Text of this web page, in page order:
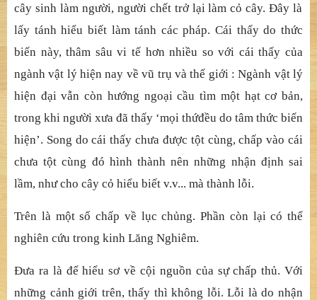
cây sinh làm người, người chết trởlại làm cỏ cây.Đây là
lấy tánh hiểu biết làm tánh các pháp. Cái thấy do thức
biến này, thâm sâu vi tế hơn nhiều so với cái thấy của
ngành vật lý hiện nay về vũ trụ và thế giới : Ngành vật lý
hiện đại vẫn còn hướng ngoại cầu tìm một hạt cơ bản,
trong khi người xưa đã thấy ‘mọi thứđều do tâm thức biến
hiện’. Song do cái thấy chưa được tột cùng, chấp vào cái
chưa tột cùng đó hình thành nên những nhận định sai
lầm, như cho cây cỏ hiểu biết v.v... mà thành lỗi.
Trên là một số chấp về lục chủng. Phần còn lại có thể
nghiên cứu trong kinh Lăng Nghiêm.
Đưa ra là đểhiểu sơ về cội nguồn của sựchấp thủ. Với
những cảnh giới trên, thấy thì không lỗi. Lỗi là do nhận